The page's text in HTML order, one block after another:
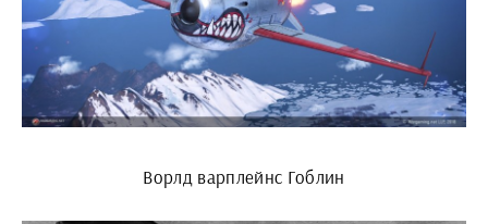
Ворлд варплейнс Гоблин